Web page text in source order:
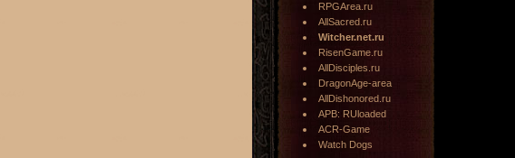
RPGArea.ru
AllSacred.ru
Witcher.net.ru
RisenGame.ru
AllDisciples.ru
DragonAge-area
AllDishonored.ru
APB: RUloaded
ACR-Game
Watch Dogs